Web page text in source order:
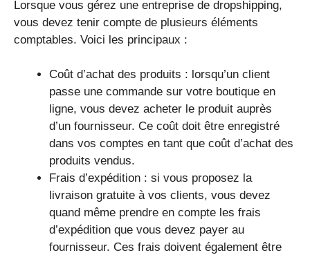
Lorsque vous gérez une entreprise de dropshipping,
vous devez tenir compte de plusieurs éléments
comptables. Voici les principaux :
Coût d’achat des produits : lorsqu’un client
passe une commande sur votre boutique en
ligne, vous devez acheter le produit auprès
d’un fournisseur. Ce coût doit être enregistré
dans vos comptes en tant que coût d’achat des
produits vendus.
Frais d’expédition : si vous proposez la
livraison gratuite à vos clients, vous devez
quand même prendre en compte les frais
d’expédition que vous devez payer au
fournisseur. Ces frais doivent également être